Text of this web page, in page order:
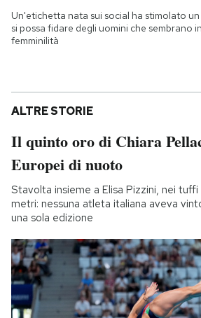
Un'etichetta nata sui social ha stimolato
si possa fidare degli uomini che sembrano
femminilità
ALTRE STORIE
Il quinto oro di Chiara
Europei di nuoto
Stavolta insieme a Elisa Pizzini, nei
metri: nessuna atleta italiana aveva
una sola edizione